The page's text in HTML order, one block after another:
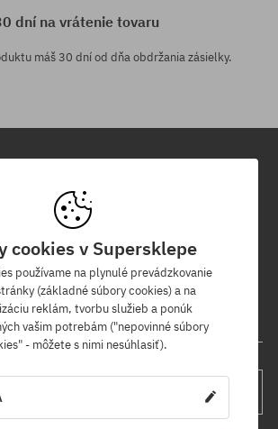
dní na vrátenie tovaru
máš 30 dní od dňa obdržania zásielky.
Newsletter
nášho newsletteru a ako prvý sa dozviete o
produktoch a propagačných akciách!
zľavový kód -5 % na celú objednávku!
cookies v Supersklepe
používame na plynulé prevádzkovanie
(základné súbory cookies) a na
reklám, tvorbu služieb a ponúk
vašim potrebám ("nepovinné súbory
- môžete s nimi nesúhlasiť).